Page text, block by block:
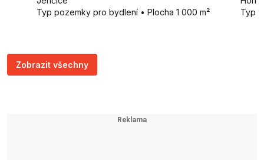
Typ pozemky pro bydlení • Plocha 1 000 m²
Typ
Zobrazit všechny